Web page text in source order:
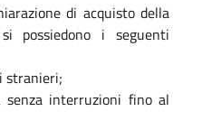
di acquisto della
possiedono i seguenti
stranieri;
interruzioni fino al